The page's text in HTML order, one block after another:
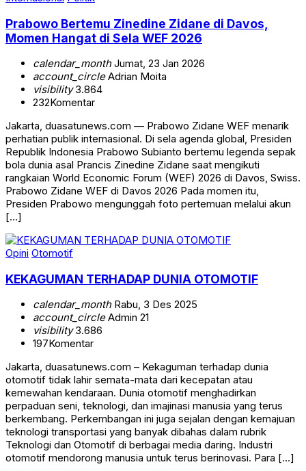
Prabowo Bertemu Zinedine Zidane di Davos,
Momen Hangat di Sela WEF 2026
calendar_monthJumat, 23 Jan 2026
account_circleAdrian Moita
visibility3.864
232Komentar
Jakarta, duasatunews.com — Prabowo Zidane WEF menarik
perhatian publik internasional. Di sela agenda global, Presiden
Republik Indonesia Prabowo Subianto bertemu legenda sepak
bola dunia asal Prancis Zinedine Zidane saat mengikuti
rangkaian World Economic Forum (WEF) 2026 di Davos, Swiss.
Prabowo Zidane WEF di Davos 2026 Pada momen itu,
Presiden Prabowo mengunggah foto pertemuan melalui akun
[…]
Opini Otomotif
KEKAGUMAN TERHADAP DUNIA OTOMOTIF
calendar_monthRabu, 3 Des 2025
account_circleAdmin 21
visibility3.686
197Komentar
Jakarta, duasatunews.com – Kekaguman terhadap dunia
otomotif tidak lahir semata-mata dari kecepatan atau
kemewahan kendaraan. Dunia otomotif menghadirkan
perpaduan seni, teknologi, dan imajinasi manusia yang terus
berkembang. Perkembangan ini juga sejalan dengan kemajuan
teknologi transportasi yang banyak dibahas dalam rubrik
Teknologi dan Otomotif di berbagai media daring. Industri
otomotif mendorong manusia untuk terus berinovasi. Para […]